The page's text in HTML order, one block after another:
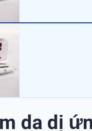
da dị